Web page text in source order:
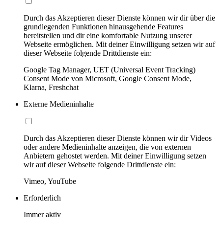
Durch das Akzeptieren dieser Dienste können wir dir über die
grundlegenden Funktionen hinausgehende Features
bereitstellen und dir eine komfortable Nutzung unserer
Webseite ermöglichen. Mit deiner Einwilligung setzen wir auf
dieser Webseite folgende Drittdienste ein:
Google Tag Manager, UET (Universal Event Tracking)
Consent Mode von Microsoft, Google Consent Mode,
Klarna, Freshchat
Externe Medieninhalte
Durch das Akzeptieren dieser Dienste können wir dir Videos
oder andere Medieninhalte anzeigen, die von externen
Anbietern gehostet werden. Mit deiner Einwilligung setzen
wir auf dieser Webseite folgende Drittdienste ein:
Vimeo, YouTube
Erforderlich
Immer aktiv